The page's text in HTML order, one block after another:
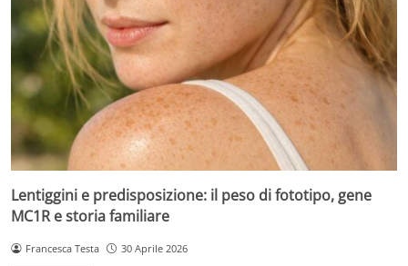
Lentiggini e predisposizione: il peso di fototipo, gene
MC1R e storia familiare
Francesca Testa 30 Aprile 2026